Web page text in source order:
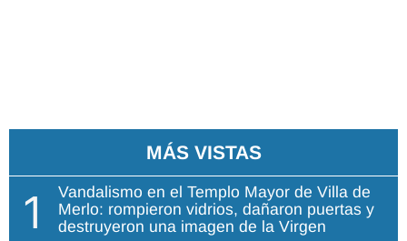
MÁS VISTAS
1
Vandalismo en el Templo Mayor de Villa de
Merlo: rompieron vidrios, dañaron puertas y
destruyeron una imagen de la Virgen